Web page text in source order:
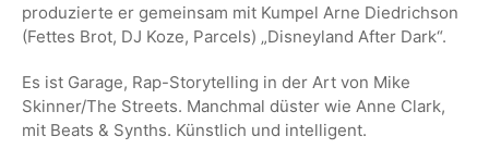
produzierte er gemeinsam mit Kumpel Arne Diedrichson
(Fettes Brot, DJ Koze, Parcels) „Disneyland After Dark“.
Es ist Garage, Rap-Storytelling in der Art von Mike
Skinner/The Streets. Manchmal düster wie Anne Clark,
mit Beats & Synths. Künstlich und intelligent.